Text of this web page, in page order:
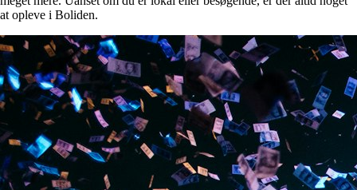
at opleve i Boliden.